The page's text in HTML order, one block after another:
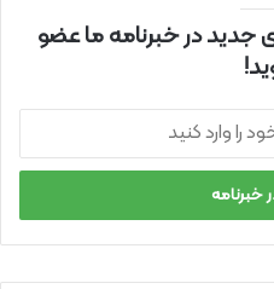
جدید در خبرنامه ما عضو